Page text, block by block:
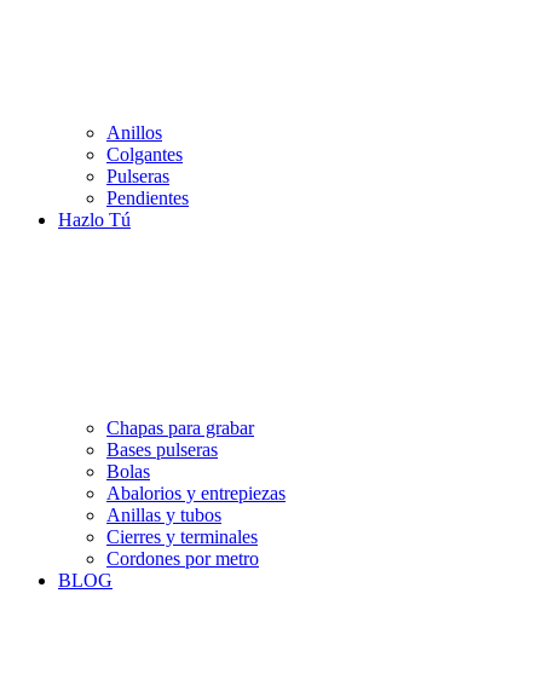
Anillos
Colgantes
Pulseras
Pendientes
Hazlo Tú
Chapas para grabar
Bases pulseras
Bolas
Abalorios y entrepiezas
Anillas y tubos
Cierres y terminales
Cordones por metro
BLOG